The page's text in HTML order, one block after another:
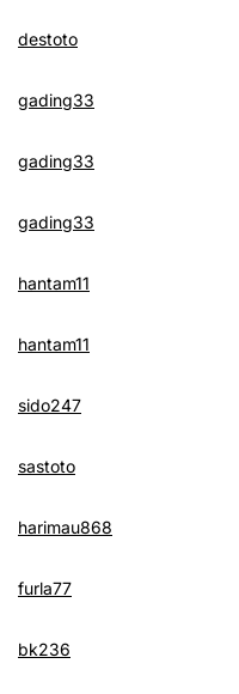
destoto
gading33
gading33
gading33
hantam11
hantam11
sido247
sastoto
harimau868
furla77
bk236